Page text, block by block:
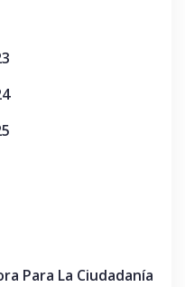
Para La Ciudadanía